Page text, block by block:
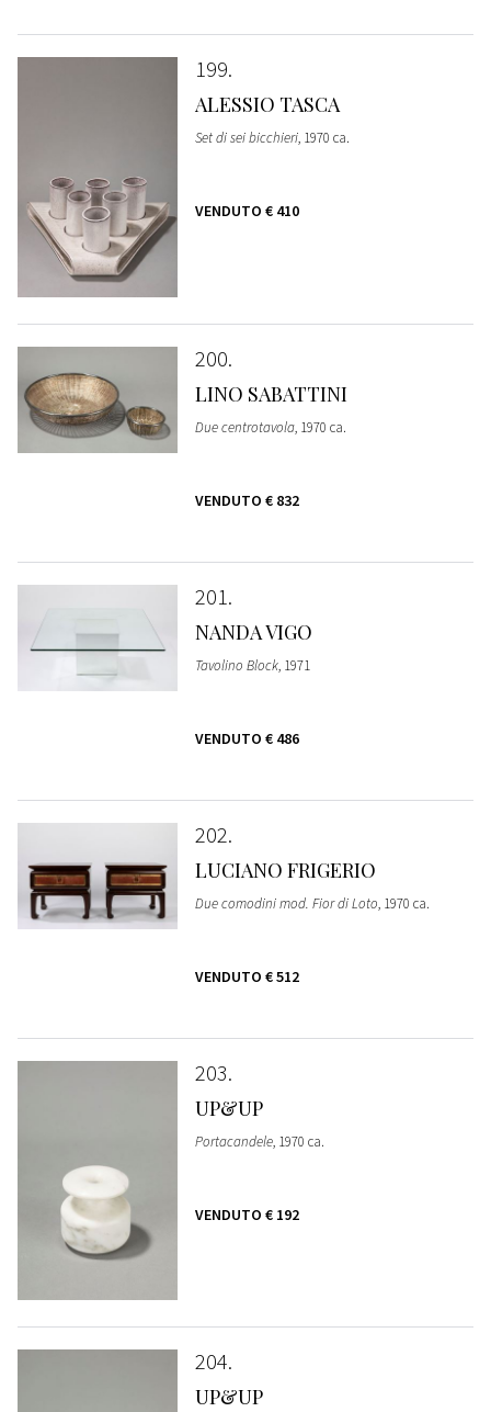
199
ALESSIO TASCA
Set di sei bicchieri, 1970 ca.
VENDUTO € 410
200
LINO SABATTINI
Due centrotavola, 1970 ca.
VENDUTO € 832
201
NANDA VIGO
Tavolino Block, 1971
VENDUTO € 486
202
LUCIANO FRIGERIO
Due comodini mod. Fior di Loto, 1970 ca.
VENDUTO € 512
203
UP&UP
Portacandele, 1970 ca.
VENDUTO € 192
204
UP&UP